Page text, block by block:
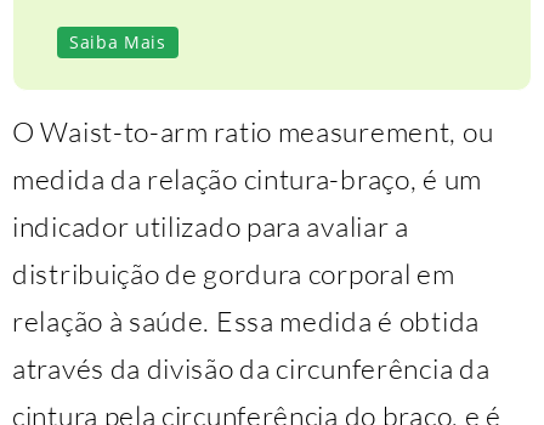
Saiba Mais
O Waist-to-arm ratio measurement, ou
medida da relação cintura-braço, é um
indicador utilizado para avaliar a
distribuição de gordura corporal em
relação à saúde. Essa medida é obtida
através da divisão da circunferência da
cintura pela circunferência do braço, e é